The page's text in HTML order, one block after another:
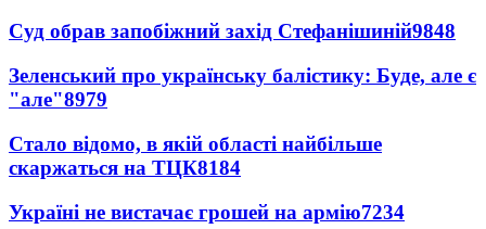
Суд обрав запобіжний захід Стефанішиній9848
Зеленський про українську балістику: Буде, але є
"але"8979
Стало відомо, в якій області найбільше
скаржаться на ТЦК8184
Україні не вистачає грошей на армію7234